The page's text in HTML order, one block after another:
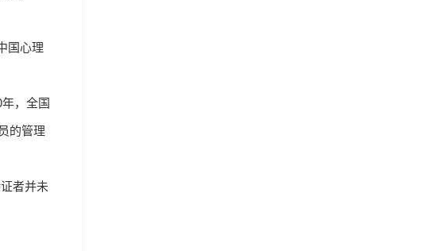
国心理
，全国
的管理
者并未